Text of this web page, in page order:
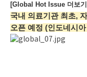
[Global Hot Issue 더보
국내 의료기관 최초,
오픈 예정 (인도네시